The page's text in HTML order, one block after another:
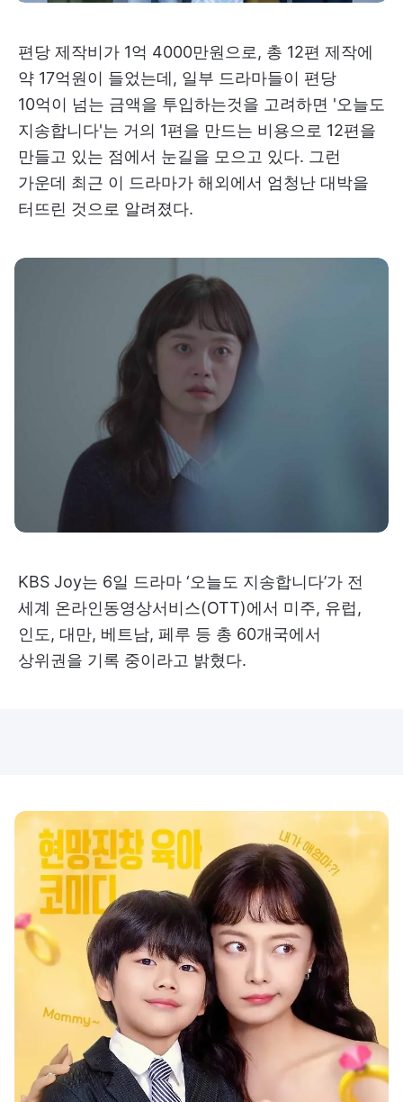
편당 제작비가 1억 4000만원으로, 총 12편 제작에
약 17억원이 들었는데, 일부 드라마들이 편당
10억이 넘는 금액을 투입하는것을 고려하면 '오늘도
지송합니다'는 거의 1편을 만드는 비용으로 12편을
만들고 있는 점에서 눈길을 모으고 있다. 그런
가운데 최근 이 드라마가 해외에서 엄청난 대박을
터뜨린 것으로 알려졌다.
KBS Joy는 6일 드라마 ‘오늘도 지송합니다’가 전
세계 온라인동영상서비스(OTT)에서 미주, 유럽,
인도, 대만, 베트남, 페루 등 총 60개국에서
상위권을 기록 중이라고 밝혔다.